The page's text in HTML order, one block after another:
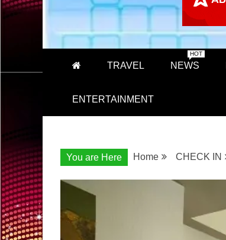
TRAVEL NEWS
HOT
ENTERTAINMENT
You are Here Home CHECK IN